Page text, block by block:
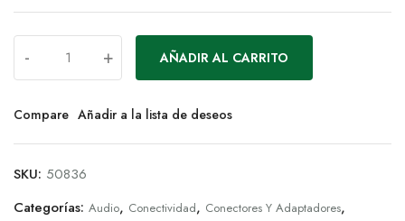
- + AÑADIR AL CARRITO
Compare Añadir a la lista de deseos
SKU: 50836
Categorías: Audio, Conectividad, Conectores Y Adaptadores,